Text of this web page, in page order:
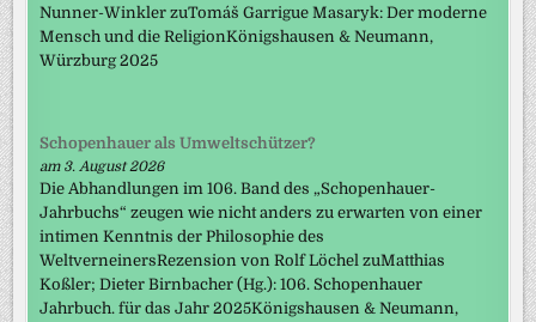
Nunner-Winkler zuTomáš Garrigue Masaryk: Der moderne
Mensch und die ReligionKönigshausen & Neumann,
Würzburg 2025
Schopenhauer als Umweltschützer?
am 3. August 2026
Die Abhandlungen im 106. Band des „Schopenhauer-
Jahrbuchs“ zeugen wie nicht anders zu erwarten von einer
intimen Kenntnis der Philosophie des
WeltverneinersRezension von Rolf Löchel zuMatthias
Koßler; Dieter Birnbacher (Hg.): 106. Schopenhauer
Jahrbuch. für das Jahr 2025Königshausen & Neumann,